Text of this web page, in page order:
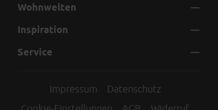
Wohnwelten
Inspiration
Service
Impressum
Datenschutz